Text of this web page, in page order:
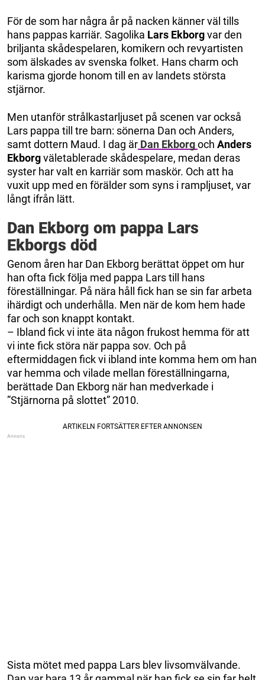
För de som har några år på nacken känner väl tills
hans pappas karriär. Sagolika Lars Ekborgvar den
briljanta skådespelaren, komikern och revyartisten
som älskades av svenska folket. Hans charm och
karisma gjorde honom till en av landets största
stjärnor.
Men utanför strålkastarljuset på scenen var också
Lars pappa till tre barn: sönerna Dan och Anders,
samt dottern Maud. I dag är Dan Ekborgoch Anders
Ekborgväletablerade skådespelare, medan deras
syster har valt en karriär som maskör. Och att ha
vuxit upp med en förälder som syns i rampljuset, var
långt ifrån lätt.
Dan Ekborg om pappa Lars
Ekborgs död
Genom åren har Dan Ekborg berättat öppet om hur
han ofta fick följa med pappa Lars till hans
föreställningar. På nära håll fick han se sin far arbeta
ihärdigt och underhålla. Men när de kom hem hade
far och son knappt kontakt.
– Ibland fick vi inte äta någon frukost hemma för att
vi inte fick störa när pappa sov. Och på
eftermiddagen fick vi ibland inte komma hem om han
var hemma och vilade mellan föreställningarna,
berättade Dan Ekborg när han medverkade i
”Stjärnorna på slottet” 2010.
Sista mötet med pappa Lars blev livsomvälvande.